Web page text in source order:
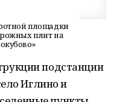
площадки
плит на
подстанции
Иглино и